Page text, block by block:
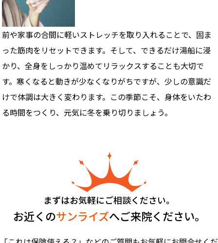
前や家事の合間に軽いストレッチを取り入れることで、固ま
った筋肉をリセットできます。そして、できるだけ湯船に浸
かり、全身をしっかり温めてリラックスすることも大切で
す。寒くなると動きが少なくなりがちですが、少しの意識だ
けで体調は大きく変わります。この季節こそ、身体をいたわ
る時間をつくり、元気に冬を乗り切りましょう。
まずはお気軽にご相談ください。
お近くのサンライズへご来院ください。